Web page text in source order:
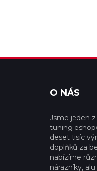
O NÁS
Jsme jeden
tuning
deset tisíc
doplňků za
nabízíme
nárazníky,